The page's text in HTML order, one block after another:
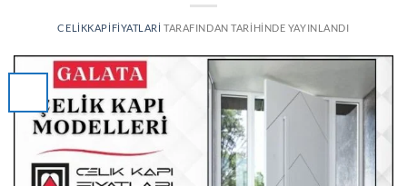
CELIKKAPIFIYATLARI TARAFINDAN TARIHINDE YAYINLANDI